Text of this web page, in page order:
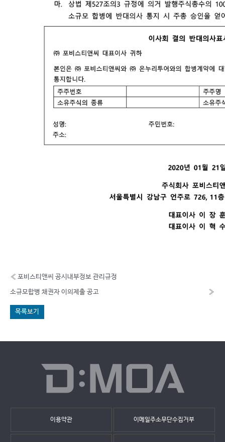
« 포비스티앤씨 공시내부정보 관리규정
소규모합병 채권자 이의제출 공고
»
목록보기
이용약관 이메일주소무단수집거부